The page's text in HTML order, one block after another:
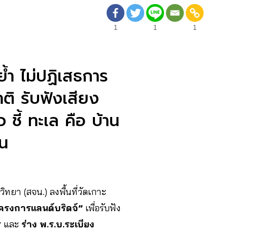
1 1 1
ไม่ปฏิเสธการ
รับฟังเสียง
ชี้ ทะเล คือ บ้าน
ทยา (สจน.) ลงพื้นที่วัดเกาะ
รงการแลนด์บริดจ์” เพื่อรับฟัง
และ ร่าง พ.ร.บ.ระเบียง